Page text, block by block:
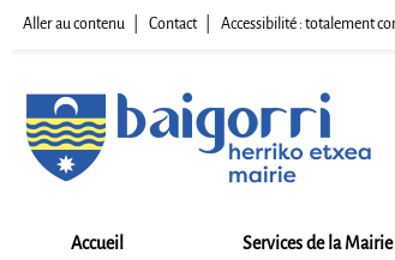
Aller au contenu Contact Accessibilité : totalement
Accueil Services de la Mairie